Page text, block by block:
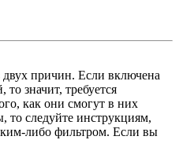
двух причин. Если включена
значит, требуется
как они смогут в них
то следуйте инструкциям,
либо фильтром. Если вы